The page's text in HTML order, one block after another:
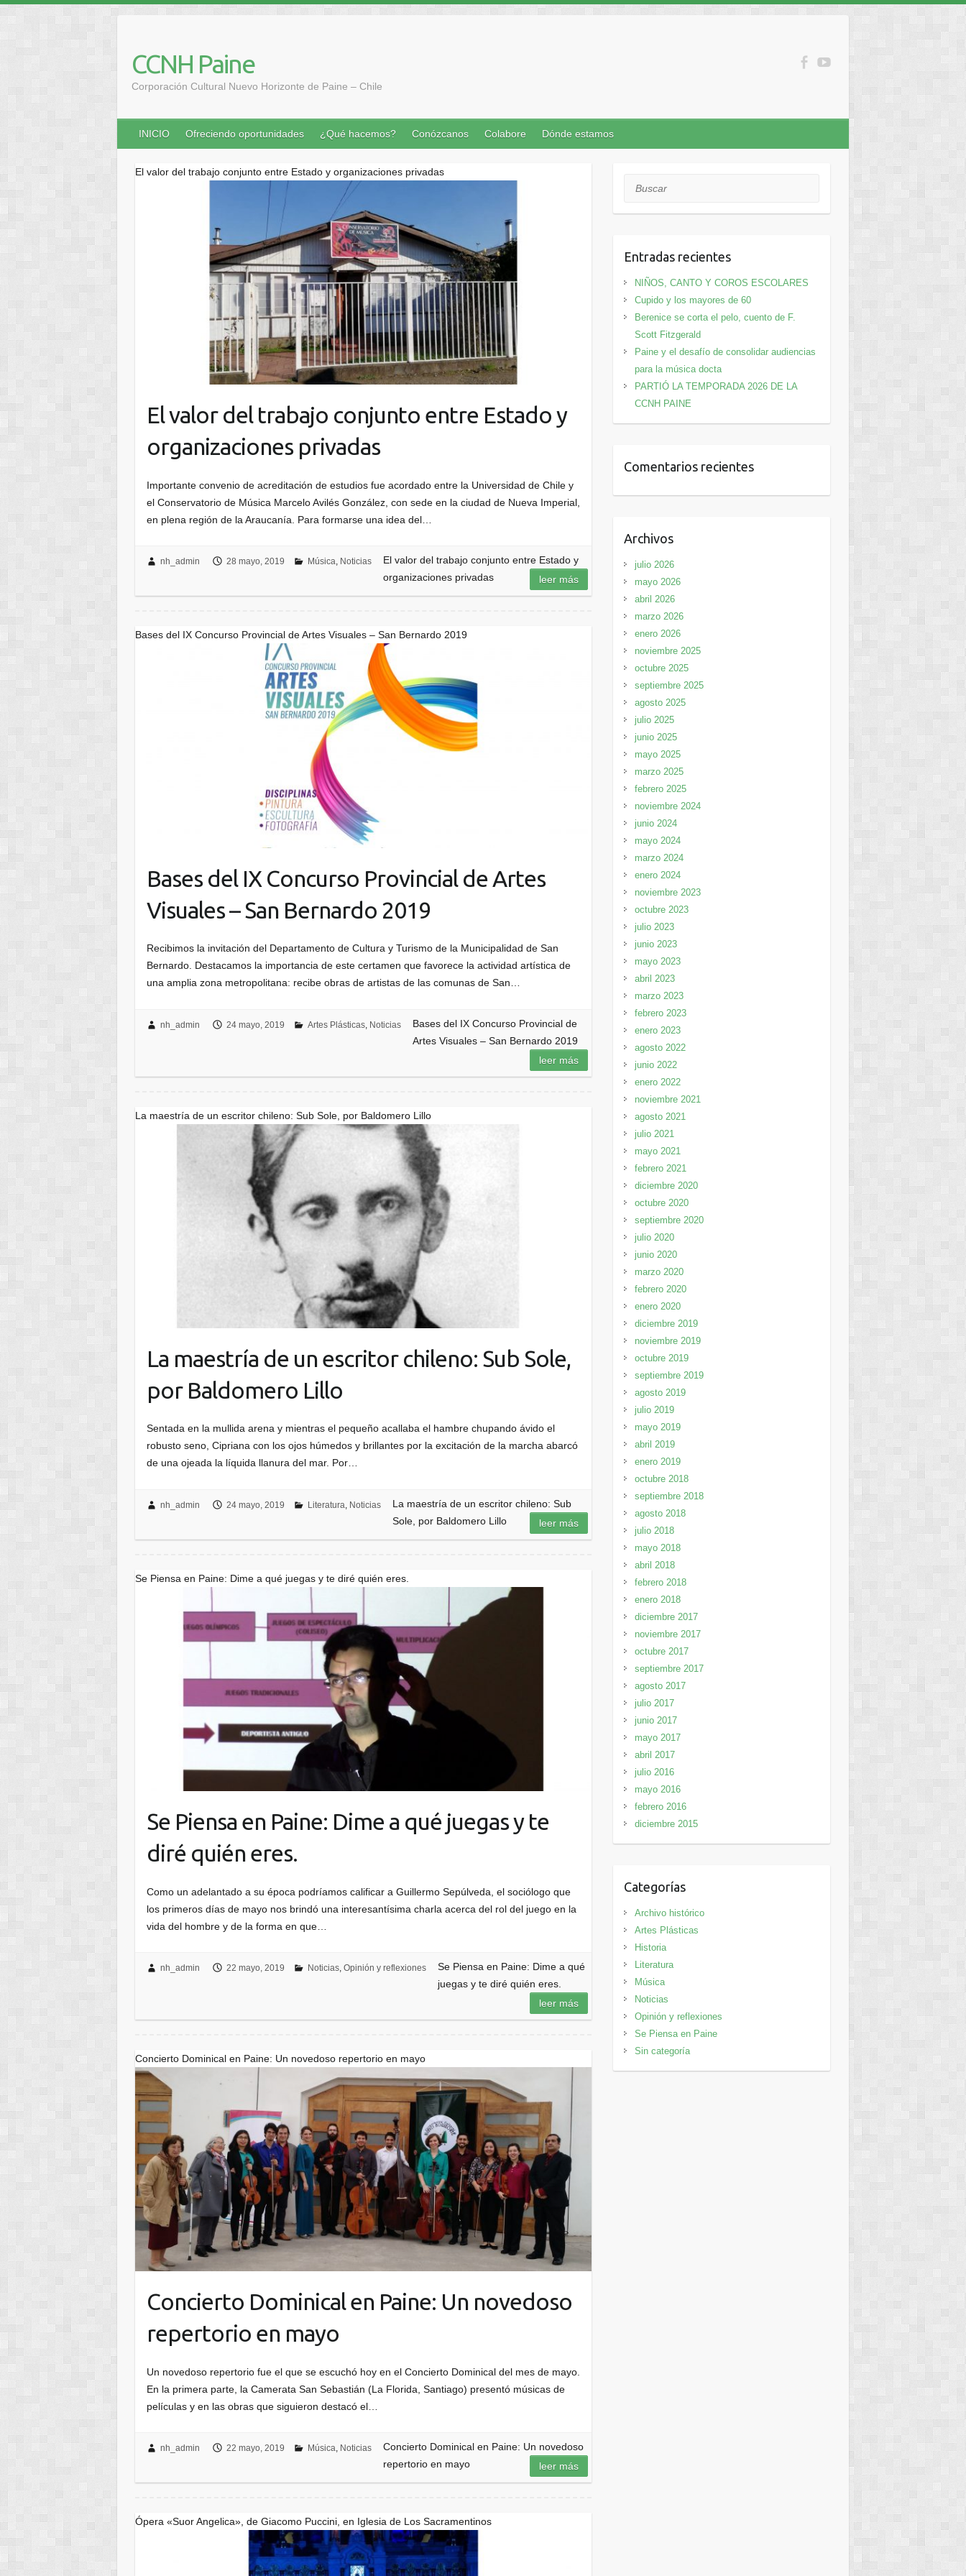
contenido
CCNH Paine
Corporación Cultural Nuevo Horizonte de Paine – Chile
INICIO Ofreciendo oportunidades ¿Qué hacemos? Conózcanos Colabore Dónde estamos
El valor del trabajo conjunto entre Estado y organizaciones privadas
El valor del trabajo conjunto entre Estado y
organizaciones privadas
Importante convenio de acreditación de estudios fue acordado entre la Universidad de Chile y
el Conservatorio de Música Marcelo Avilés González, con sede en la ciudad de Nueva Imperial,
en plena región de la Araucanía. Para formarse una idea del…
nh_admin 28 mayo, 2019 Música, Noticias
El valor del trabajo conjunto entre Estado y
organizaciones privadas
leer más
Bases del IX Concurso Provincial de Artes Visuales – San Bernardo 2019
Bases del IX Concurso Provincial de Artes
Visuales – San Bernardo 2019
Recibimos la invitación del Departamento de Cultura y Turismo de la Municipalidad de San
Bernardo. Destacamos la importancia de este certamen que favorece la actividad artística de
una amplia zona metropolitana: recibe obras de artistas de las comunas de San…
nh_admin 24 mayo, 2019 Artes Plásticas, Noticias
Bases del IX Concurso Provincial de
Artes Visuales – San Bernardo 2019
leer más
La maestría de un escritor chileno: Sub Sole, por Baldomero Lillo
La maestría de un escritor chileno: Sub Sole,
por Baldomero Lillo
Sentada en la mullida arena y mientras el pequeño acallaba el hambre chupando ávido el
robusto seno, Cipriana con los ojos húmedos y brillantes por la excitación de la marcha abarcó
de una ojeada la líquida llanura del mar. Por…
nh_admin 24 mayo, 2019 Literatura Noticias
La maestría de un escritor chileno: Sub
Sole, por Baldomero Lillo
leer más
Se Piensa en Paine: Dime a qué juegas y te diré quién eres.
Se Piensa en Paine: Dime a qué juegas y te
diré quién eres.
Como un adelantado a su época podríamos calificar a Guillermo Sepúlveda, el sociólogo que
los primeros días de mayo nos brindó una interesantísima charla acerca del rol del juego en la
vida del hombre y de la forma en que…
nh_admin 22 mayo, 2019 Noticias, Opinión y reflexiones
Se Piensa en Paine: Dime a qué
juegas y te diré quién eres.
leer más
Concierto Dominical en Paine: Un novedoso repertorio en mayo
Concierto Dominical en Paine: Un novedoso
repertorio en mayo
Un novedoso repertorio fue el que se escuchó hoy en el Concierto Dominical del mes de mayo.
En la primera parte, la Camerata San Sebastián (La Florida, Santiago) presentó músicas de
películas y en las obras que siguieron destacó el…
nh_admin 22 mayo, 2019 Música, Noticias
Concierto Dominical en Paine: Un novedoso
repertorio en mayo
leer más
Ópera «Suor Angelica», de Giacomo Puccini, en Iglesia de Los Sacramentinos
Buscar
Entradas recientes
NIÑOS, CANTO Y COROS ESCOLARES
Cupido y los mayores de 60
Berenice se corta el pelo, cuento de F.
Scott Fitzgerald
Paine y el desafío de consolidar audiencias
para la música docta
PARTIÓ LA TEMPORADA 2026 DE LA
CCNH PAINE
Comentarios recientes
Archivos
julio 2026
mayo 2026
abril 2026
marzo 2026
enero 2026
noviembre 2025
octubre 2025
septiembre 2025
agosto 2025
julio 2025
junio 2025
mayo 2025
marzo 2025
febrero 2025
noviembre 2024
junio 2024
mayo 2024
marzo 2024
enero 2024
noviembre 2023
octubre 2023
julio 2023
junio 2023
mayo 2023
abril 2023
marzo 2023
febrero 2023
enero 2023
agosto 2022
junio 2022
enero 2022
noviembre 2021
agosto 2021
julio 2021
mayo 2021
febrero 2021
diciembre 2020
octubre 2020
septiembre 2020
julio 2020
junio 2020
marzo 2020
febrero 2020
enero 2020
diciembre 2019
noviembre 2019
octubre 2019
septiembre 2019
agosto 2019
julio 2019
mayo 2019
abril 2019
enero 2019
octubre 2018
septiembre 2018
agosto 2018
julio 2018
mayo 2018
abril 2018
febrero 2018
enero 2018
diciembre 2017
noviembre 2017
octubre 2017
septiembre 2017
agosto 2017
julio 2017
junio 2017
mayo 2017
abril 2017
julio 2016
mayo 2016
febrero 2016
diciembre 2015
Categorías
Archivo histórico
Artes Plásticas
Historia
Literatura
Música
Noticias
Opinión y reflexiones
Se Piensa en Paine
Sin categoría